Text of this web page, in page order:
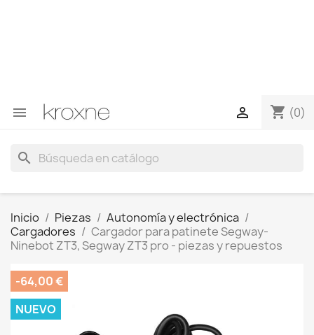
 shopping_cart (0)

search
Inicio Piezas
Autonomía y electrónica
Cargadores
Cargador para patinete Segway-
Ninebot ZT3, Segway ZT3 pro - piezas y repuestos
-64,00 €
NUEVO